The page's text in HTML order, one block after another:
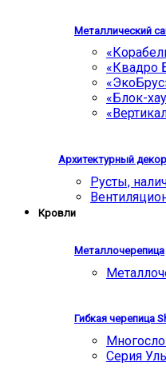
Металлический
«Квадро
«Блок-
Архитектурный декор
Русты,
Кровли
Металлочерепица
Гибкая черепица
Серия